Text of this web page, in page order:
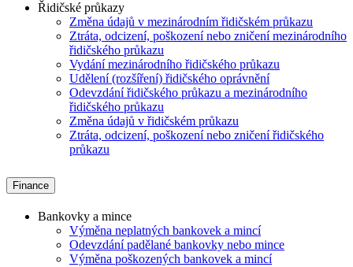
Řidičské průkazy
Změna údajů v mezinárodním řidičském průkazu
Ztráta, odcizení, poškození nebo zničení mezinárodního
řidičského průkazu
Vydání mezinárodního řidičského průkazu
Udělení (rozšíření) řidičského oprávnění
Odevzdání řidičského průkazu a mezinárodního
řidičského průkazu
Změna údajů v řidičském průkazu
Ztráta, odcizení, poškození nebo zničení řidičského
průkazu
Finance
Bankovky a mince
Výměna neplatných bankovek a mincí
Odevzdání padělané bankovky nebo mince
Výměna poškozených bankovek a mincí